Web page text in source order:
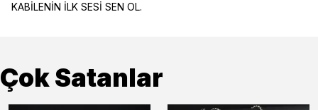
KABİLENİN İLK SESİ SEN OL.
Çok Satanlar